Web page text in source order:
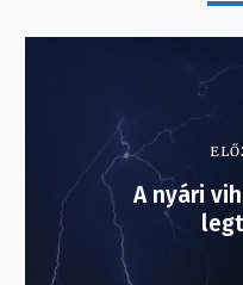
A nyári